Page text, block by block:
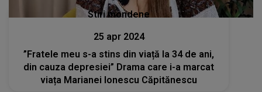
Stiri mondene
25 apr 2024
”Fratele meu s-a stins din viață la 34 de ani,
din cauza depresiei” Drama care i-a marcat
viața Marianei Ionescu Căpitănescu